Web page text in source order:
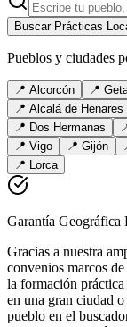
Buscar Prácticas
Pueblos y ciudades
📍 Alcorcón 📍
📍 Alcalá de Henares
📍 Dos Hermanas
📍 Vigo 📍 Gijón
📍 Lorca
Garantía Geográfica
Gracias a nuestra
convenios marcos
la formación
en una gran ciudad
pueblo en el